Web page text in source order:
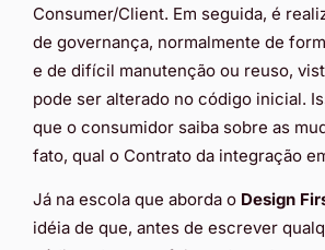
Consumer/Client. Em seguida, é
de governança, normalmente de
e de difícil manutenção ou reuso,
pode ser alterado no código inicial.
que o consumidor saiba sobre as
fato, qual o Contrato da integração
Já na escola que aborda o Design
idéia de que, antes de escrever